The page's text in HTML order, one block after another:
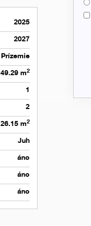
2025
2027
Prízemie
49.29 m2
1
2
26.15 m2
Juh
áno
áno
áno